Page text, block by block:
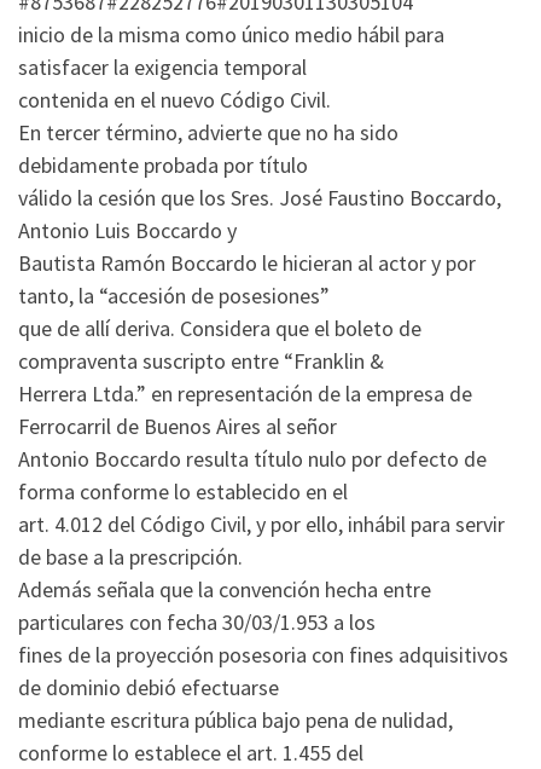
inicio de la misma como único medio hábil para
satisfacer la exigencia temporal
contenida en el nuevo Código Civil.
En tercer término, advierte que no ha sido
debidamente probada por título
válido la cesión que los Sres. José Faustino Boccardo,
Antonio Luis Boccardo y
Bautista Ramón Boccardo le hicieran al actor y por
tanto, la “accesión de posesiones”
que de allí deriva. Considera que el boleto de
compraventa suscripto entre “Franklin &
Herrera Ltda.” en representación de la empresa de
Ferrocarril de Buenos Aires al señor
Antonio Boccardo resulta título nulo por defecto de
forma conforme lo establecido en el
art. 4.012 del Código Civil, y por ello, inhábil para servir
de base a la prescripción.
Además señala que la convención hecha entre
particulares con fecha 30/03/1.953 a los
fines de la proyección posesoria con fines adquisitivos
de dominio debió efectuarse
mediante escritura pública bajo pena de nulidad,
conforme lo establece el art. 1.455 del